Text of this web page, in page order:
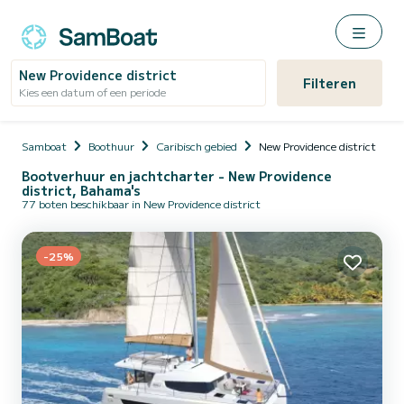
New Providence district
Kies een datum of een periode Filteren
Samboat Boothuur Caribisch gebied New Providence district
Bootverhuur en jachtcharter - New Providence
district, Bahama's
77 boten beschikbaar in New Providence district
-25%